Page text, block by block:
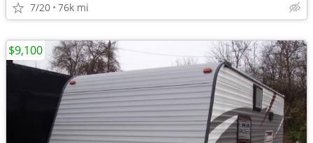
7/20 76k mi
$9,100